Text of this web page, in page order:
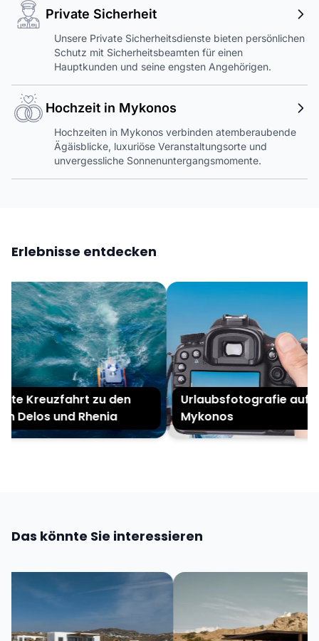
Private Sicherheit
Unsere Private Sicherheitsdienste bieten persönlichen
Schutz mit Sicherheitsbeamten für einen
Hauptkunden und seine engsten Angehörigen.
Hochzeit in Mykonos
Hochzeiten in Mykonos verbinden atemberaubende
Ägäisblicke, luxuriöse Veranstaltungsorte und
unvergessliche Sonnenuntergangsmomente.
Erlebnisse entdecken
Kreuzfahrt zu den
Delos und Rhenia
Urlaubsfotografie auf
Mykonos
Das könnte Sie interessieren